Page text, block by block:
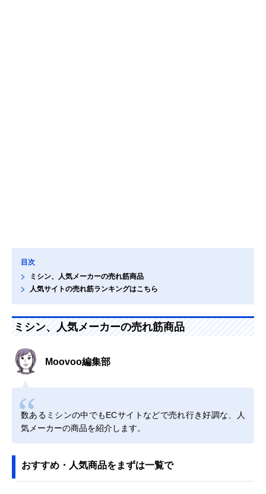
目次
ミシン、人気メーカーの売れ筋商品
人気サイトの売れ筋ランキングはこちら
ミシン、人気メーカーの売れ筋商品
Moovoo編集部
数あるミシンの中でもECサイトなどで売れ行き好調な、人
気メーカーの商品を紹介します。
おすすめ・人気商品をまずは一覧で